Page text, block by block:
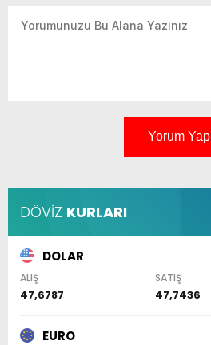
Yorum Yap
DÖVİZ KURLARI
DOLAR
ALIŞ SATIŞ
47,6787 47,7436
EURO